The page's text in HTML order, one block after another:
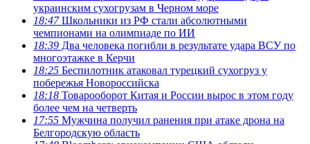
украинским сухогрузам в Черном море
18:47Школьники из РФ стали абсолютными
чемпионами на олимпиаде по ИИ
18:39 Два человека погибли в результате удара ВСУ по
многоэтажке в Керчи
18:25 Беспилотник атаковал турецкий сухогруз у
побережья Новороссийска
18:18 Товарооборот Китая и России вырос в этом году
более чем на четверть
17:55 Мужчина получил ранения при атаке дрона на
Белгородскую область